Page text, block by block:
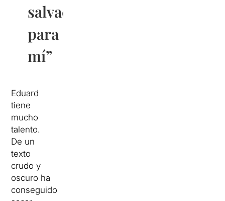
salvación
para
mí”
Eduard
tiene
mucho
talento.
De un
texto
crudo y
oscuro ha
conseguido